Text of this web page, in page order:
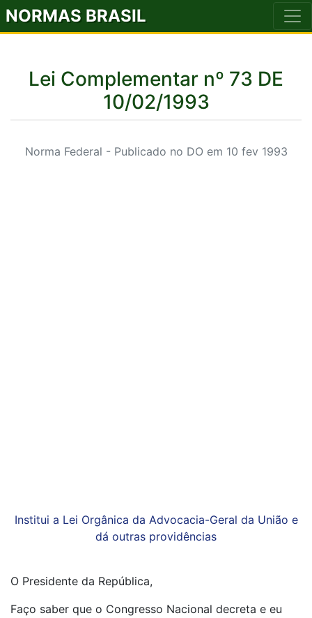
NORMAS BRASIL
Lei Complementar nº 73 DE
10/02/1993
Norma Federal - Publicado no DO em 10 fev 1993
Institui a Lei Orgânica da Advocacia-Geral da União e
dá outras providências
O Presidente da República,
Faço saber que o Congresso Nacional decreta e eu